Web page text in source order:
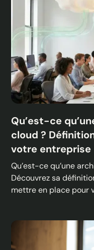
Qu’est-ce
cloud ?
votre entreprise
Qu’est-ce qu’une
Découvrez sa
mettre en place pour